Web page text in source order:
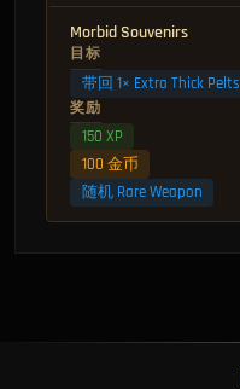
Morbid Souvenirs
目标
带回 1× Extra Thick Pelts
奖励
150 XP
100 金币
随机 Rare Weapon